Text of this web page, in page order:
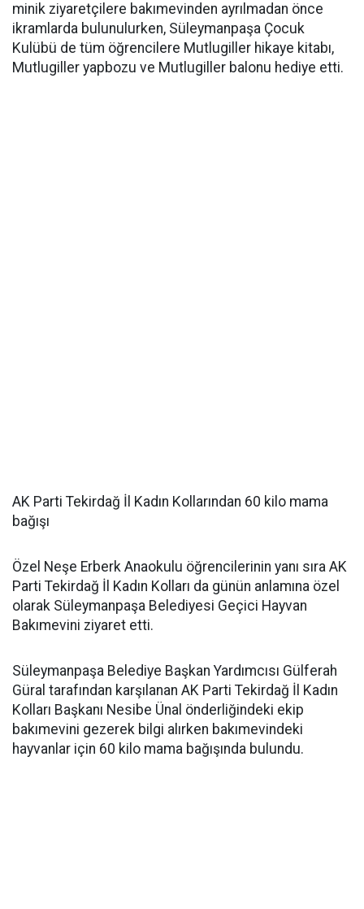
minik ziyaretçilere bakımevinden ayrılmadan önce
ikramlarda bulunulurken, Süleymanpaşa Çocuk
Kulübü de tüm öğrencilere Mutlugiller hikaye kitabı,
Mutlugiller yapbozu ve Mutlugiller balonu hediye etti.
AK Parti Tekirdağ İl Kadın Kollarından 60 kilo mama
bağışı
Özel Neşe Erberk Anaokulu öğrencilerinin yanı sıra AK
Parti Tekirdağ İl Kadın Kolları da günün anlamına özel
olarak Süleymanpaşa Belediyesi Geçici Hayvan
Bakımevini ziyaret etti.
Süleymanpaşa Belediye Başkan Yardımcısı Gülferah
Güral tarafından karşılanan AK Parti Tekirdağ İl Kadın
Kolları Başkanı Nesibe Ünal önderliğindeki ekip
bakımevini gezerek bilgi alırken bakımevindeki
hayvanlar için 60 kilo mama bağışında bulundu.